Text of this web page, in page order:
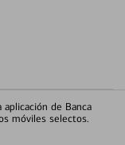
de Banca
móviles selectos.